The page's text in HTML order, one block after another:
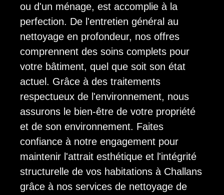
ou d'un ménage, est accomplie à la
perfection. De l'entretien général au
nettoyage en profondeur, nos offres
comprennent des soins complets pour
votre bâtiment, quel que soit son état
actuel. Grâce à des traitements
respectueux de l'environnement, nous
assurons le bien-être de votre propriété
et de son environnement. Faites
confiance à notre engagement pour
maintenir l'attrait esthétique et l'intégrité
structurelle de vos habitations à Challans
grâce à nos services de nettoyage de